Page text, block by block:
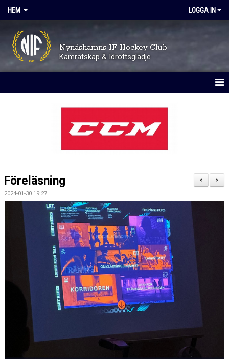
HEM LOGGA IN
Nynäshamns IF Hockey Club
Kamratskap & Idrottsglädje
TRYGGHET OCH VÄRDEGRUND
KALENDER
MATCHER
ISTIDER
DOKUMENT
UTBILDNING LEDARE
ISHALLENS RESTAURANG
NYNÄSHAMNS GYMNASIUM HOCKEYPROFIL
>
<
Föreläsning
2024-01-30 19:27